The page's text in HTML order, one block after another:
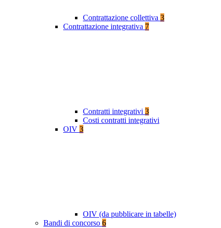
Contrattazione collettiva 3
Contrattazione integrativa 7
Contratti integrativi 3
Costi contratti integrativi
OIV 3
OIV (da pubblicare in tabelle)
Bandi di concorso 6